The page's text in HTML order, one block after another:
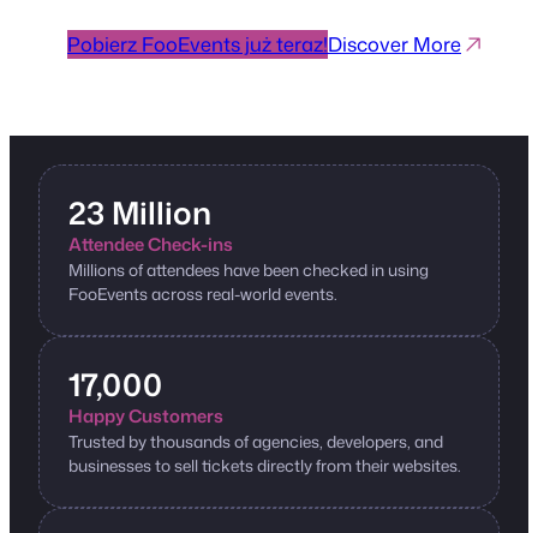
Pobierz FooEvents już teraz!Discover More
23 Million
Attendee Check-ins
Millions of attendees have been checked in using
FooEvents across real-world events.
17,000
Happy Customers
Trusted by thousands of agencies, developers, and
businesses to sell tickets directly from their websites.